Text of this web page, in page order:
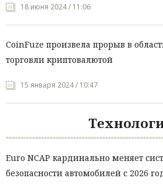
18 июня 2024 / 11:06
CoinFuze произвела прорыв в
торговли криптовалютой
15 января 2024 / 10:47
Euro NCAP кардинально меняет
безопасности автомобилей с 2026